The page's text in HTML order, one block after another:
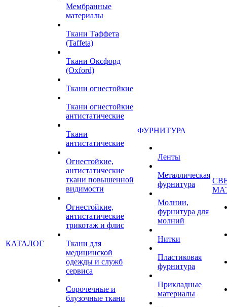
КАТАЛОГ
Мембранные
материалы
Ткани Таффета
(Taffeta)
Ткани Оксфорд
(Oxford)
Ткани огнестойкие
Ткани огнестойкие
антистатические
Ткани
антистатические
Огнестойкие,
антистатические
ткани повышенной
видимости
Огнестойкие,
антистатические
трикотаж и флис
Ткани для
медицинской
одежды и служб
сервиса
Сорочечные и
блузочные ткани
ФУРНИТУРА
Ленты
Металлическая
фурнитура
Молнии,
фурнитура для
молний
Нитки
Пластиковая
фурнитура
Прикладные
материалы